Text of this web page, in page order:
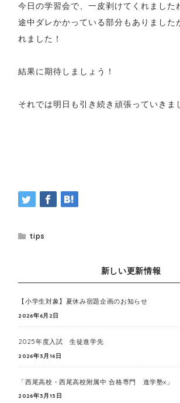
今日の学習会で、一皮剥けてくれました
途中ダレかかっている部分もありました
れました！
結果に期待しましょう！
それでは明日も引き続き頑張っていきま
tips
新しい更新情報
【小学生対象】夏休み宿題企画のお知らせ
2026年6月2日
2025年度入試 生徒進学先
2026年3月16日
「西尾高校・西尾高校附属中 合格専門 進学塾x」
2026年3月13日